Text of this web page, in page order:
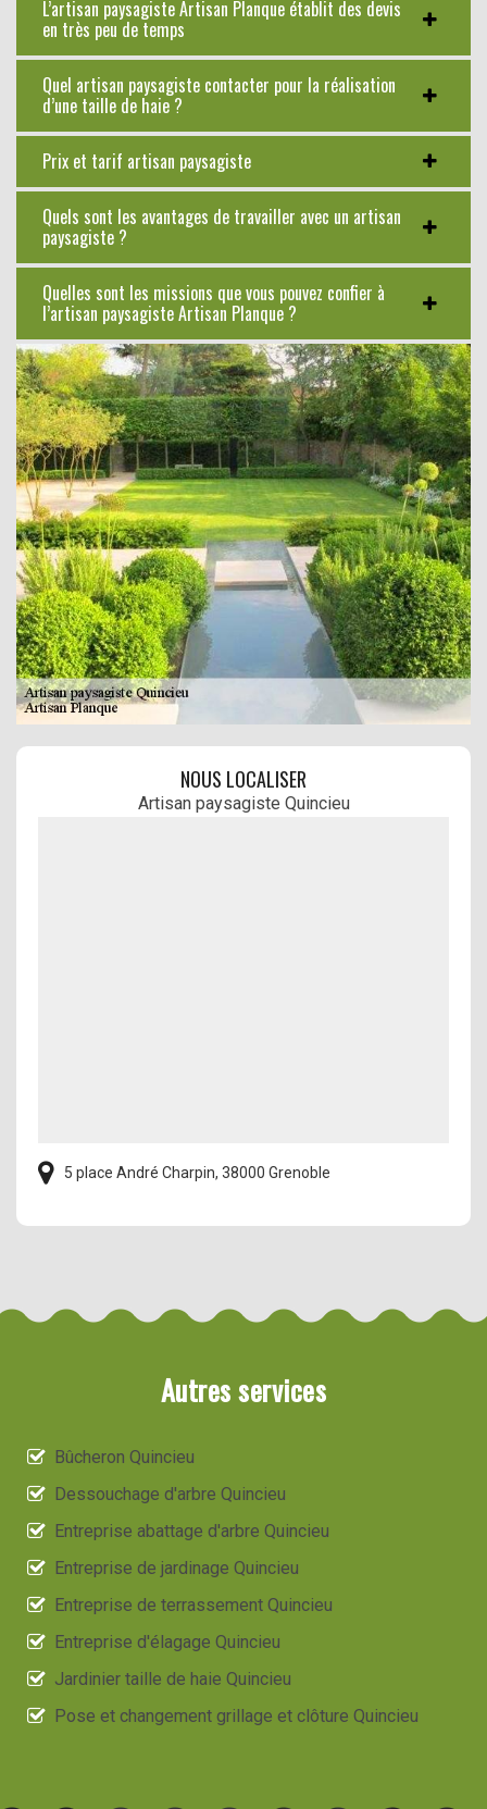
L’artisan paysagiste Artisan Planque établit des devis
en très peu de temps
Quel artisan paysagiste contacter pour la réalisation
d’une taille de haie ?
Prix et tarif artisan paysagiste
Quels sont les avantages de travailler avec un artisan
paysagiste ?
Quelles sont les missions que vous pouvez confier à
l’artisan paysagiste Artisan Planque ?
NOUS LOCALISER
Artisan paysagiste Quincieu
5 place André Charpin, 38000 Grenoble
Autres services
Bûcheron Quincieu
Dessouchage d'arbre Quincieu
Entreprise abattage d'arbre Quincieu
Entreprise de jardinage Quincieu
Entreprise de terrassement Quincieu
Entreprise d'élagage Quincieu
Jardinier taille de haie Quincieu
Pose et changement grillage et clôture Quincieu